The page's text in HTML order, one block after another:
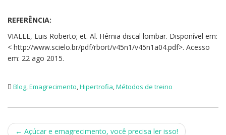
REFERÊNCIA:
VIALLE, Luis Roberto; et. Al. Hérnia discal lombar. Disponível em:
< http://www.scielo.br/pdf/rbort/v45n1/v45n1a04.pdf>. Acesso
em: 22 ago 2015.
Blog,Emagrecimento,Hipertrofia,Métodos de treino
← Açúcar e emagrecimento, você precisa ler isso!